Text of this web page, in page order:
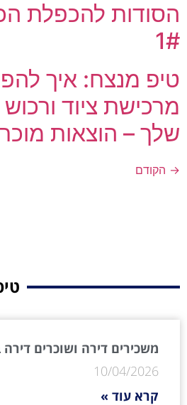
הסודות להכפלת
1#
טיפ מנצח: איך
מרכישת ציוד
שלך – הוצאות
→ הקודם
משכירים דירה ושוכרים
10/04/2026
קרא עוד »